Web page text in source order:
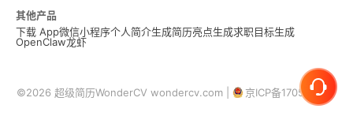
其他产品
下载 App微信小程序个人简介生成简历亮点生成求职目标生成
OpenClaw龙虾
©2026 超级简历WonderCV wondercv.com | 京ICP备17055181号